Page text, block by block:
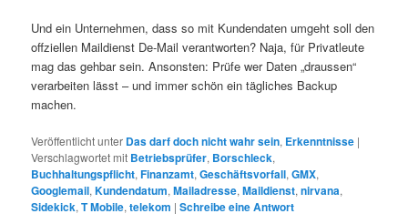
Und ein Unternehmen, dass so mit Kundendaten umgeht soll den
offziellen Maildienst De-Mail verantworten? Naja, für Privatleute
mag das gehbar sein. Ansonsten: Prüfe wer Daten „draussen“
verarbeiten lässt – und immer schön ein tägliches Backup
machen.
Veröffentlicht unter Das darf doch nicht wahr sein, Erkenntnisse |
Verschlagwortet mit Betriebsprüfer, Borschleck,
Buchhaltungspflicht,Finanzamt,Geschäftsvorfall,GMX,
Googlemail,Kundendatum,Mailadresse,Maildienst,nirvana,
Sidekick,T Mobile,telekom |Schreibe eine Antwort